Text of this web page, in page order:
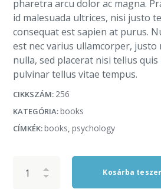
pharetra arcu dolor ac magna.
id malesuada ultrices, nisi justo
consequat est sapien at purus.
est nec varius ullamcorper, justo
nulla, sed placerat nisi tellus
pulvinar tellus vitae tempus.
CIKKSZÁM: 256
KATEGÓRIA:books
CÍMKÉK:books,psychology
Kosárba